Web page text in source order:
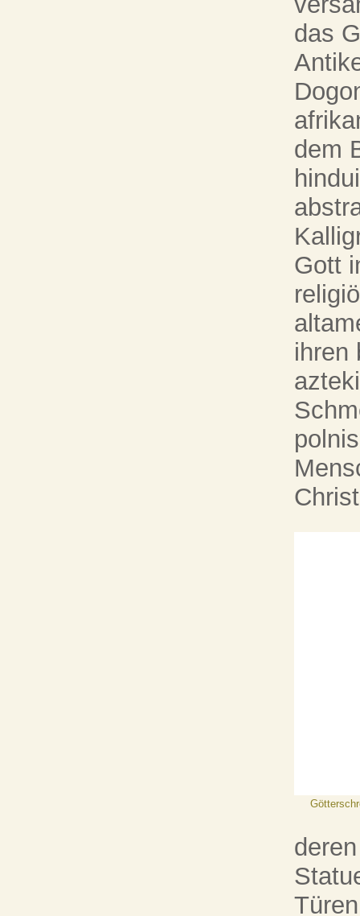
das
dem
Gott
ihren